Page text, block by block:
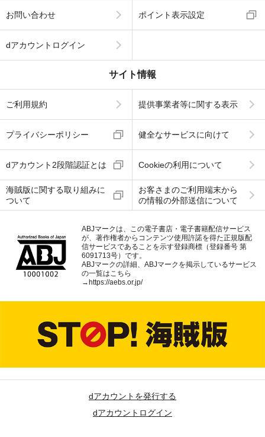
お問い合わせ ポイント表示設定
dアカウントログイン
サイト情報
ご利用規約 提供事業者等に関する表示
プライバシーポリシー 健全なサービスに向けて
dアカウント2段階認証とは Cookieの利用について
海賊版に関する取り組みに
ついて
お客さまのご利用端末から
の情報の外部送信について
ABJマークは、この電子書店・電子書籍配信サービス
が、著作権者からコンテンツ使用許諾を得た正規版配
信サービスであることを示す登録商標（登録番号 第
6091713号）です。
ABJマークの詳細、ABJマークを掲示しているサービス
の一覧はこちら
→ https://aebs.or.jp/
dアカウントを発行する
dアカウントログイン